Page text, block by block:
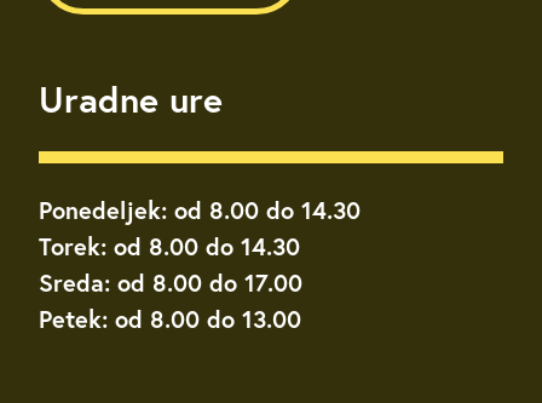
Uradne ure
Ponedeljek: od 8.00 do 14.30
Torek: od 8.00 do 14.30
Sreda: od 8.00 do 17.00
Petek: od 8.00 do 13.00